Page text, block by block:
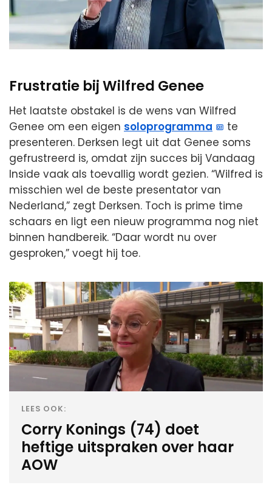
Frustratie bij Wilfred Genee
Het laatste obstakel is de wens van Wilfred
Genee om een eigen soloprogramma
te
presenteren. Derksen legt uit dat Genee soms
gefrustreerd is, omdat zijn succes bij Vandaag
Inside vaak als toevallig wordt gezien. “Wilfred is
misschien wel de beste presentator van
Nederland,” zegt Derksen. Toch is prime time
schaars en ligt een nieuw programma nog niet
binnen handbereik. “Daar wordt nu over
gesproken,” voegt hij toe.
LEES OOK:
Corry Konings (74) doet
heftige uitspraken over haar
AOW